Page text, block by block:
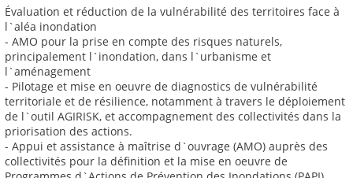
Évaluation et réduction de la vulnérabilité des territoires face à
l`aléa inondation
- AMO pour la prise en compte des risques naturels,
principalement l`inondation, dans l`urbanisme et
l`aménagement
- Pilotage et mise en oeuvre de diagnostics de vulnérabilité
territoriale et de résilience, notamment à travers le déploiement
de l`outil AGIRISK, et accompagnement des collectivités dans la
priorisation des actions.
- Appui et assistance à maîtrise d`ouvrage (AMO) auprès des
collectivités pour la définition et la mise en oeuvre de